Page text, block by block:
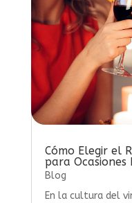
Cómo Elegir el
para Ocasiones
Blog
En la cultura del